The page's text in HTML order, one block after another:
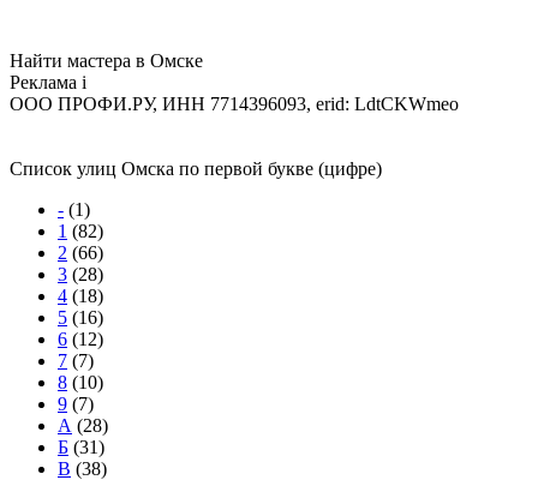
Найти мастера в Омске
Реклама i
ООО ПРОФИ.РУ, ИНН 7714396093, erid: LdtCKWmeo
Список улиц Омска по первой букве (цифре)
- (1)
1 (82)
2 (66)
3 (28)
4 (18)
5 (16)
6 (12)
7 (7)
8 (10)
9 (7)
А (28)
Б (31)
В (38)